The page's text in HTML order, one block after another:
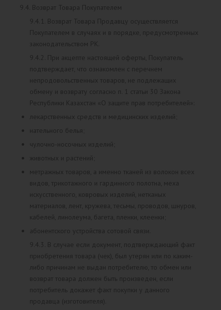
9.4. Возврат Товара Покупателем
9.4.1. Возврат Товара Продавцу осуществляется
Покупателем в случаях и в порядке, предусмотренных
законодательством РК.
9.4.2. При акцепте настоящей оферты, Покупатель
подтверждает, что ознакомлен с перечнем
непродовольственных товаров, не подлежащих
обмену и возврату согласно п. 1 статьи 30 Закона
Республики Казахстан «О защите прав потребителей»:
лекарственных средств и медицинских изделий;
нательного белья;
чулочно-носочных изделий;
животных и растений;
метражных товаров, а именно тканей из волокон всех
видов, трикотажного и гардинного полотна, меха
искусственного, ковровых изделий, нетканых
материалов, лент, кружева, тесьмы, проводов, шнуров,
кабелей, линолеума, багета, пленки, клеенки;
абонентского устройства сотовой связи.
9.4.3. В случае если документ, подтверждающий факт
приобретения товара (чек), был утерян или по каким-
либо причинам не выдан потребителю, то обмен или
возврат товара должен быть произведен, если
потребитель докажет факт покупки у данного
продавца (изготовителя).